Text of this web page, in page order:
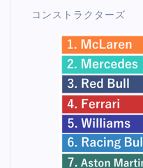
コンストラクターズ